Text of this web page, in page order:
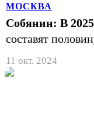
МОСКВА
Собянин: В
составят
11 окт. 2024